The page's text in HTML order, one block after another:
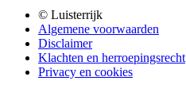
© Luisterrijk
Algemene voorwaarden
Disclaimer
Klachten en herroepingsrecht
Privacy en cookies